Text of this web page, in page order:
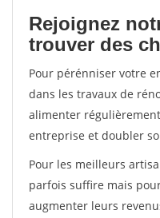
Rejoignez
trouver des
Pour pérénniser votre
dans les travaux de
alimenter
entreprise et doubler
Pour les meilleurs
parfois suffire mais
augmenter leurs